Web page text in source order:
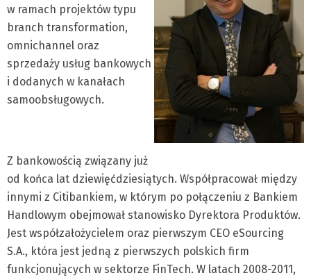
w ramach projektów typu
branch transformation,
omnichannel oraz
sprzedaży usług bankowych
i dodanych w kanałach
samoobsługowych.
Z bankowością związany już
od końca lat dziewięćdziesiątych. Współpracował między
innymi z Citibankiem, w którym po połączeniu z Bankiem
Handlowym obejmował stanowisko Dyrektora Produktów.
Jest współzałożycielem oraz pierwszym CEO eSourcing
S.A., która jest jedną z pierwszych polskich firm
funkcjonujących w sektorze FinTech. W latach 2008-2011,